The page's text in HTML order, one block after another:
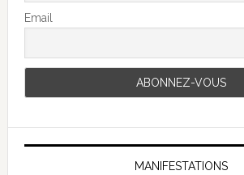
Email
MANIFESTATIONS